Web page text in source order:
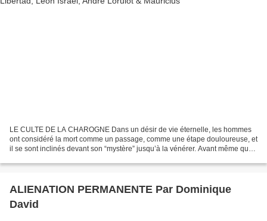
LE CULTE DE LA CHAROGNE Dans un désir de vie éternelle, les hommes
ont considéré la mort comme un passage, comme une étape douloureuse, et
il se sont inclinés devant son “mystère” jusqu’à la vénérer. Avant même que
ALIENATION PERMANENTE Par Dominique
David